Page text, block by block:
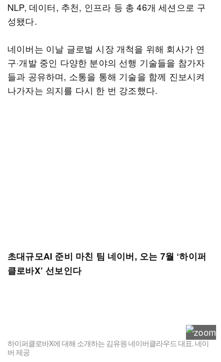
NLP, 데이터, 추천, 인프라 등 총 46개 세션으로 구
성됐다.
네이버는 이날 글로벌 시장 개척을 위해 회사가 연
구·개발 중인 다양한 분야의 선행 기술들을 참가자
들과 공유하며, 소통을 통해 기술을 함께 진보시켜
나가자는 의지를 다시 한 번 강조했다.
초대규모AI 준비 마친 팀 네이버, 오는 7월 ‘하이퍼
클로바X’ 선보인다
하이퍼클로바X에 대해 소개하는 김유원 네이버클라우드 대표. 네이
버 제공